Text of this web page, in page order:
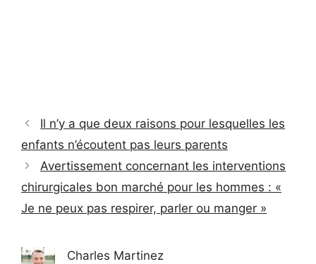
Il n’y a que deux raisons pour lesquelles les
enfants n’écoutent pas leurs parents
Avertissement concernant les interventions
chirurgicales bon marché pour les hommes : «
Je ne peux pas respirer, parler ou manger »
Charles Martinez